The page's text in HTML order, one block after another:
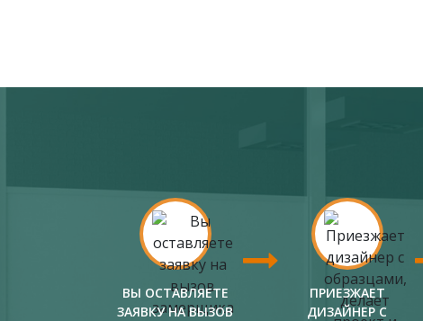
ВЫ ОСТАВЛЯЕТЕ
ЗАЯВКУ НА ВЫЗОВ
ПРИЕЗЖАЕТ
ДИЗАЙНЕР С